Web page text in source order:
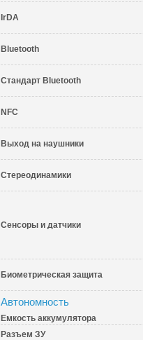
IrDA
Bluetooth
Стандарт Bluetooth
NFC
Выход на наушники
Стереодинамики
Сенсоры и датчики
Биометрическая защита
Автономность
Емкость аккумулятора
Разъем ЗУ